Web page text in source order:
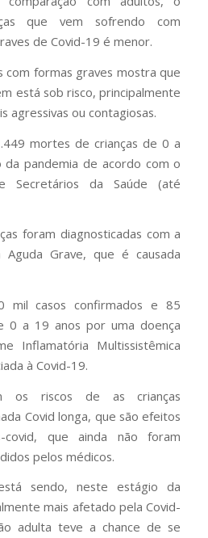
que vem sofrendo com
de Covid-19 é menor.
com formas graves mostra que
está sob risco, principalmente
agressivas ou contagiosas.
mortes de crianças de 0 a
da pandemia de acordo com o
Secretários da Saúde (até
foram diagnosticadas com a
Aguda Grave, que é causada
mil casos confirmados e 85
0 a 19 anos por uma doença
Inflamatória Multissistêmica
à Covid-19.
os riscos de as crianças
Covid longa, que são efeitos
que ainda não foram
pelos médicos.
sendo, neste estágio da
mais afetado pela Covid-
adulta teve a chance de se